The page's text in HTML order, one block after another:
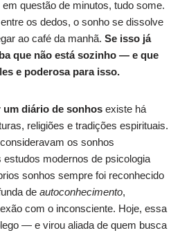
questão de minutos, tudo some.
os dedos, o sonho se dissolve
ao café da manhã. Se isso já
que não está sozinho — e que
e poderosa para isso.
um diário de sonhos existe há
religiões e tradições espirituais.
os sonhos
modernos de psicologia
sonhos sempre foi reconhecido
de autoconhecimento,
com o inconsciente. Hoje, essa
— e virou aliada de quem busca